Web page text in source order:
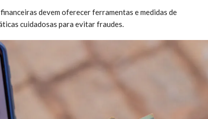
devem oferecer ferramentas e medidas de
cuidadosas para evitar fraudes.